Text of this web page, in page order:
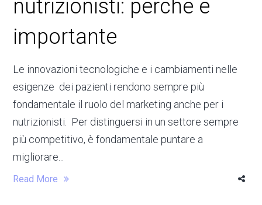
nutrizionisti: perché è
importante
Le innovazioni tecnologiche e i cambiamenti nelle
esigenze dei pazienti rendono sempre più
fondamentale il ruolo del marketing anche per i
nutrizionisti. Per distinguersi in un settore sempre
più competitivo, è fondamentale puntare a
migliorare...
Read More